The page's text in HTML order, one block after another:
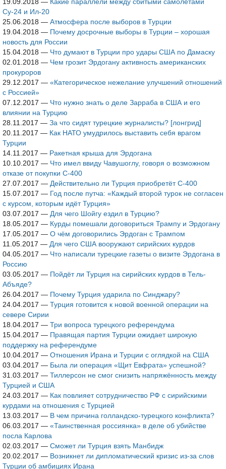
19.09.2018 — Какие параллели между сбитыми самолётами
Су-24 и Ил-20
25.06.2018 — Атмосфера после выборов в Турции
19.04.2018 — Почему досрочные выборы в Турции – хорошая
новость для России
15.04.2018 — Что думают в Турции про удары США по Дамаску
02.01.2018 — Чем грозит Эрдогану активность американских
прокуроров
29.12.2017 — «Категорическое нежелание улучшений отношений
с Россией»
07.12.2017 — Что нужно знать о деле Зарраба в США и его
влиянии на Турцию
28.11.2017 — За что сидят турецкие журналисты? [лонгрид]
20.11.2017 — Как НАТО умудрилось выставить себя врагом
Турции
14.11.2017 — Ракетная крыша для Эрдогана
10.10.2017 — Что имел ввиду Чавушоглу, говоря о возможном
отказе от покупки С-400
27.07.2017 — Действительно ли Турция приобретёт С-400
15.07.2017 — Год после путча: «Каждый второй турок не согласен
с курсом, которым идёт Турция»
03.07.2017 — Для чего Шойгу ездил в Турцию?
18.05.2017 — Курды помешали договориться Трампу и Эрдогану
17.05.2017 — О чём договорились Эрдоган с Трампом
11.05.2017 — Для чего США вооружают сирийских курдов
04.05.2017 — Что написали турецкие газеты о визите Эрдогана в
Россию
03.05.2017 — Пойдёт ли Турция на сирийских курдов в Тель-
Абъяде?
26.04.2017 — Почему Турция ударила по Синджару?
24.04.2017 — Турция готовится к новой военной операции на
севере Сирии
18.04.2017 — Три вопроса турецкого референдума
15.04.2017 — Правящая партия Турции ожидает широкую
поддержку на референдуме
10.04.2017 — Отношения Ирана и Турции с оглядкой на США
03.04.2017 — Была ли операция «Щит Евфрата» успешной?
31.03.2017 — Тиллерсон не смог снизить напряжённость между
Турцией и США
24.03.2017 — Как повлияет сотрудничество РФ с сирийскими
курдами на отношения с Турцией
13.03.2017 — В чем причина голландско-турецкого конфликта?
06.03.2017 — «Таинственная россиянка» в деле об убийстве
посла Карлова
02.03.2017 — Сможет ли Турция взять Манбидж
20.02.2017 — Возникнет ли дипломатический кризис из-за слов
Турции об амбициях Ирана